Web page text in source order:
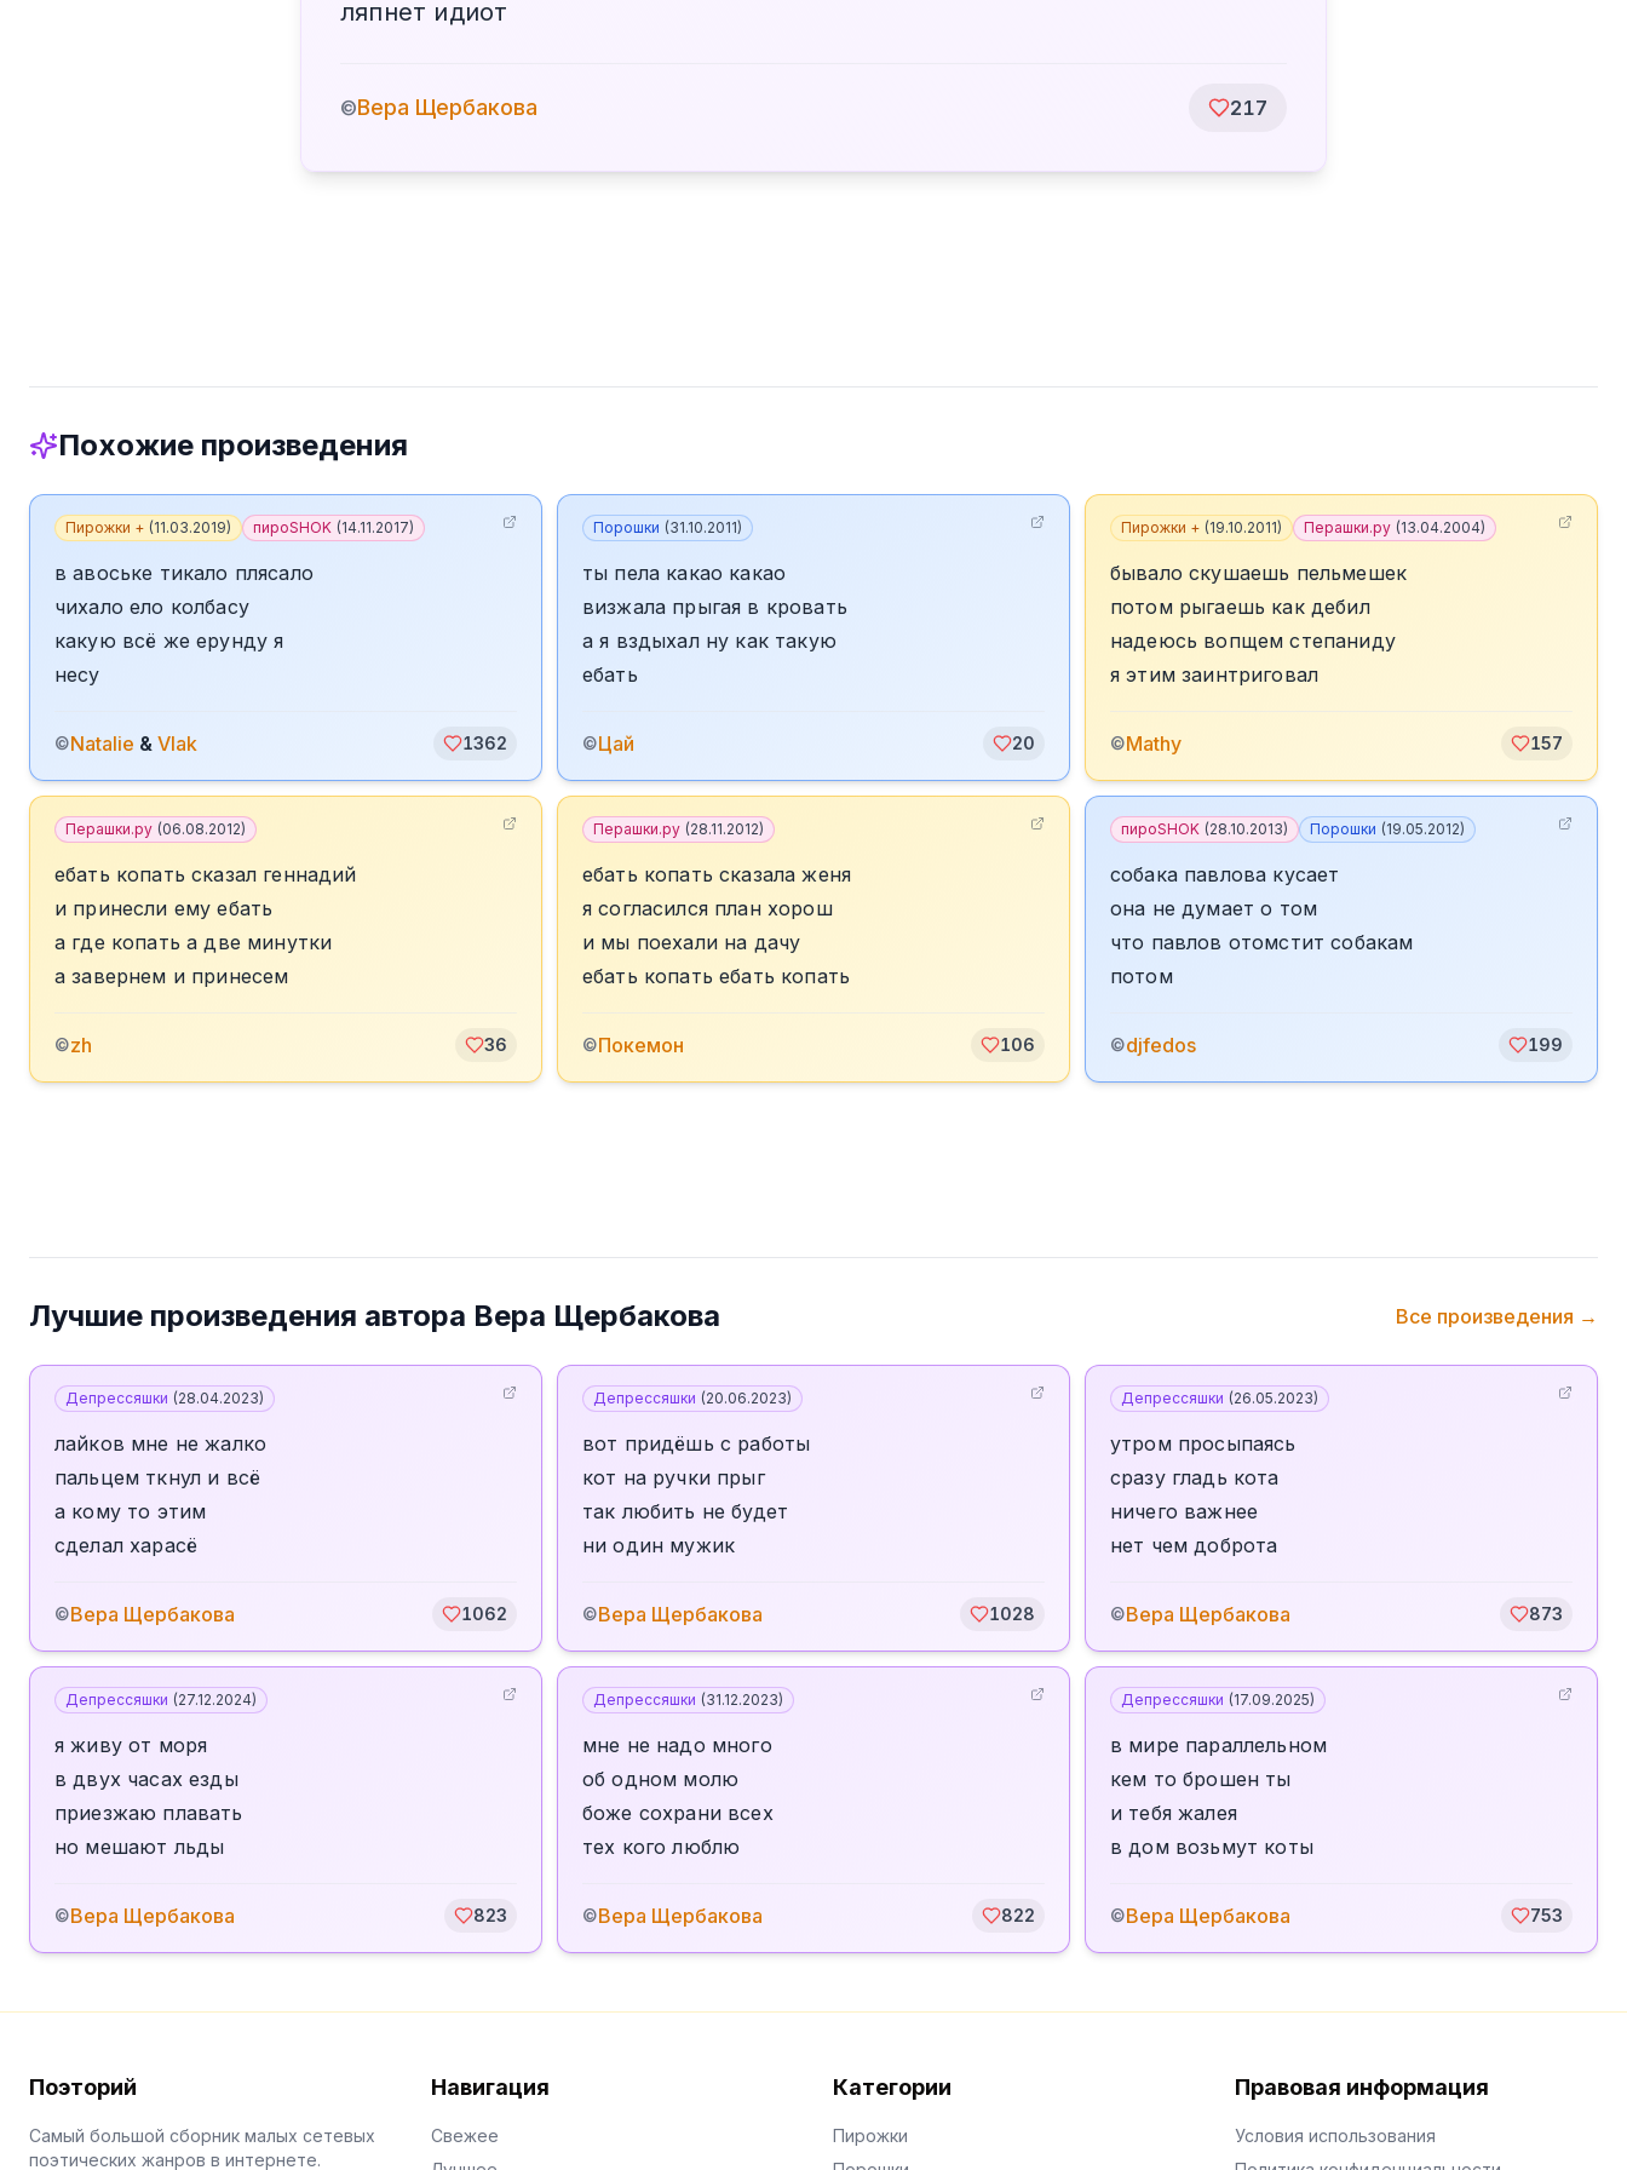
ляпнет идиот
©Вера Щербакова 217
Похожие произведения
Пирожки + (11.03.2019) пироSHOK (14.11.2017)
в авоське тикало плясало
чихало ело колбасу
какую всё же ерунду я
несу
©Natalie & Vlak 1362
Порошки (31.10.2011)
ты пела какао какао
визжала прыгая в кровать
а я вздыхал ну как такую
ебать
©Цай 20
Пирожки + (19.10.2011) Перашки.ру (13.04.2004)
бывало скушаешь пельмешек
потом рыгаешь как дебил
надеюсь вопщем степаниду
я этим заинтриговал
©Mathy 157
Перашки.ру (06.08.2012)
ебать копать сказал геннадий
и принесли ему ебать
а где копать а две минутки
а завернем и принесем
©zh 36
Перашки.ру (28.11.2012)
ебать копать сказала женя
я согласился план хорош
и мы поехали на дачу
ебать копать ебать копать
©Покемон 106
пироSHOK (28.10.2013) Порошки (19.05.2012)
собака павлова кусает
она не думает о том
что павлов отомстит собакам
потом
©djfedos 199
Лучшие произведения автора Вера Щербакова Все произведения →
Депрессяшки (28.04.2023)
лайков мне не жалко
пальцем ткнул и всё
а кому то этим
сделал харасё
©Вера Щербакова 1062
Депрессяшки (20.06.2023)
вот придёшь с работы
кот на ручки прыг
так любить не будет
ни один мужик
©Вера Щербакова 1028
Депрессяшки (26.05.2023)
утром просыпаясь
сразу гладь кота
ничего важнее
нет чем доброта
©Вера Щербакова 873
Депрессяшки (27.12.2024)
я живу от моря
в двух часах езды
приезжаю плавать
но мешают льды
©Вера Щербакова 823
Депрессяшки (31.12.2023)
мне не надо много
об одном молю
боже сохрани всех
тех кого люблю
©Вера Щербакова 822
Депрессяшки (17.09.2025)
в мире параллельном
кем то брошен ты
и тебя жалея
в дом возьмут коты
©Вера Щербакова 753
Поэторий
Самый большой сборник малых сетевых
поэтических жанров в интернете.
Навигация
Свежее
Категории
Пирожки
Правовая информация
Условия использования